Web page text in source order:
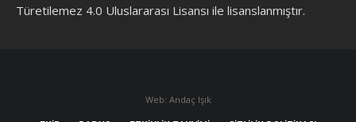
Türetilemez 4.0 Uluslararası Lisansı ile lisanslanmıştır.
Web: Andaç Işık